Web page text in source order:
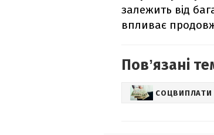
залежить від
впливає
Повʼязані
СОЦВИПЛАТИ